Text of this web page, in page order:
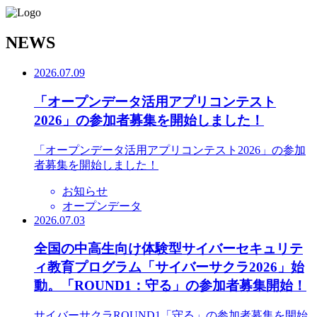
NEWS
2026.07.09
「オープンデータ活用アプリコンテスト
2026」の参加者募集を開始しました！
「オープンデータ活用アプリコンテスト2026」の参加
者募集を開始しました！
お知らせ
オープンデータ
2026.07.03
全国の中高生向け体験型サイバーセキュリテ
ィ教育プログラム「サイバーサクラ2026」始
動。「ROUND1：守る」の参加者募集開始！